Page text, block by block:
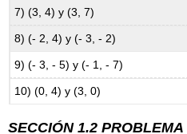
7) (3, 4) y (3, 7)
8) (- 2, 4) y (- 3, - 2)
9) (- 3, - 5) y (- 1, - 7)
10) (0, 4) y (3, 0)
SECCIÓN 1.2